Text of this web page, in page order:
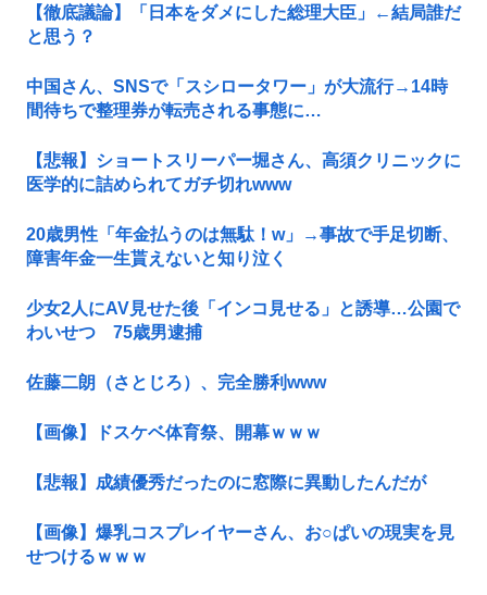
【徹底議論】「日本をダメにした総理大臣」←結局誰だ
と思う？
中国さん、SNSで「スシロータワー」が大流行→14時
間待ちで整理券が転売される事態に…
【悲報】ショートスリーパー堀さん、高須クリニックに
医学的に詰められてガチ切れwww
20歳男性「年金払うのは無駄！w」→事故で手足切断、
障害年金一生貰えないと知り泣く
少女2人にAV見せた後「インコ見せる」と誘導…公園で
わいせつ 75歳男逮捕
佐藤二朗（さとじろ）、完全勝利www
【画像】ドスケベ体育祭、開幕ｗｗｗ
【悲報】成績優秀だったのに窓際に異動したんだが
【画像】爆乳コスプレイヤーさん、お○ぱいの現実を見
せつけるｗｗｗ